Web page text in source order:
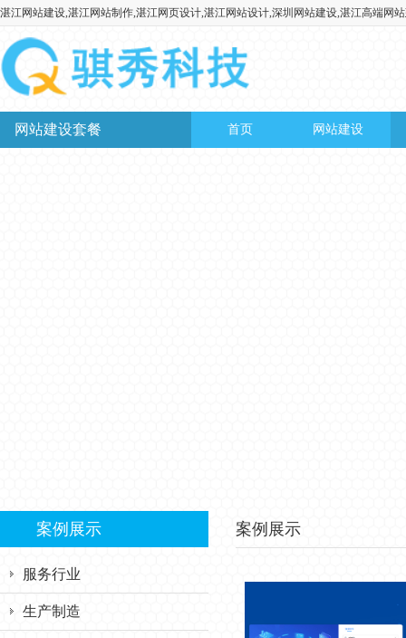
湛江网站建设,湛江网站制作,湛江网页设计,湛江网站设计,深圳网站建设,湛江高端网
网站建设套餐 首页 网站建设
案例展示
服务行业
生产制造
案例展示